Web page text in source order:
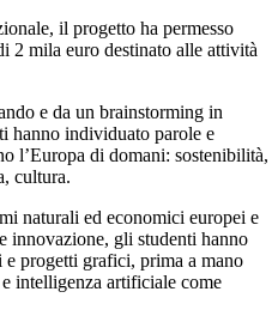
il progetto ha permesso
2 mila euro destinato alle attività
e da un brainstorming in
hanno individuato parole e
l’Europa di domani: sostenibilità,
cultura.
naturali ed economici europei e
innovazione, gli studenti hanno
progetti grafici, prima a mano
intelligenza artificiale come